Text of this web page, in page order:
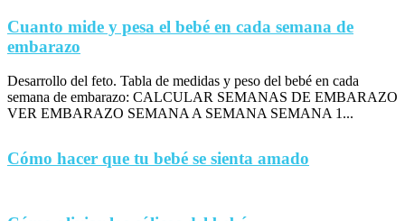
Cuanto mide y pesa el bebé en cada semana de
embarazo
Desarrollo del feto. Tabla de medidas y peso del bebé en cada
semana de embarazo: CALCULAR SEMANAS DE EMBARAZO
VER EMBARAZO SEMANA A SEMANA SEMANA 1...
Cómo hacer que tu bebé se sienta amado